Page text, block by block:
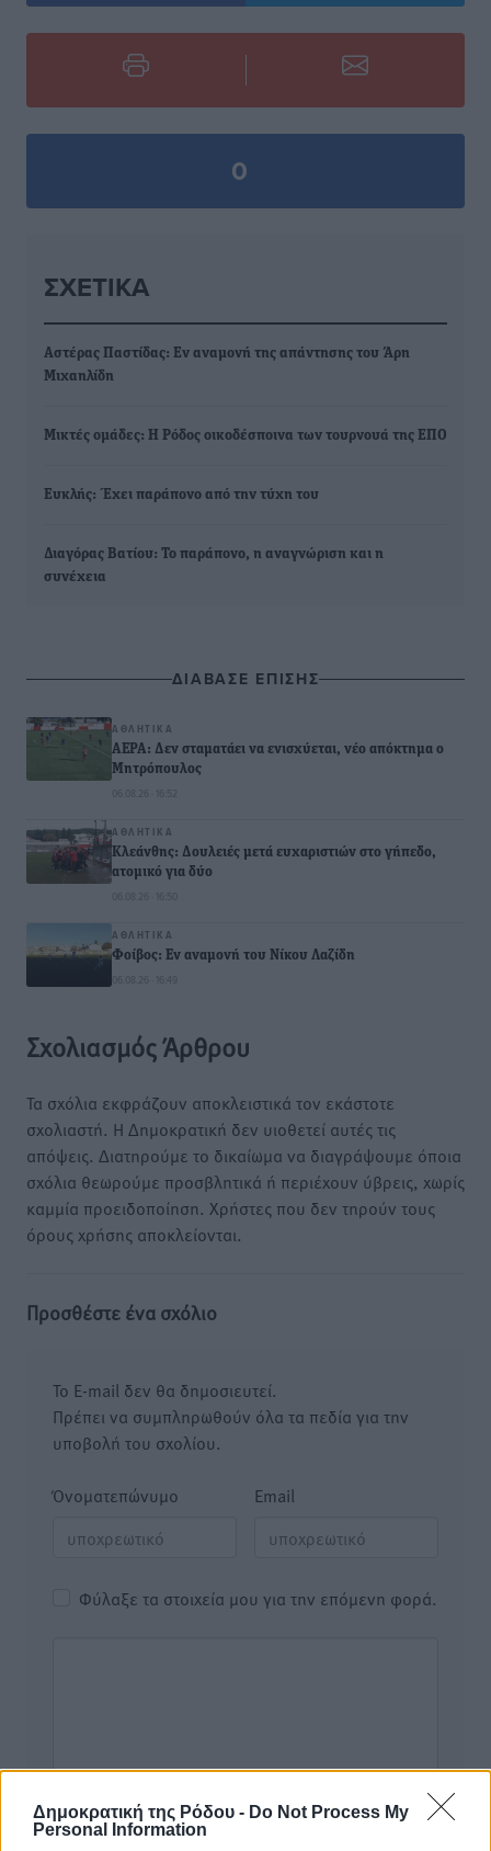
Δημοκρατική της Ρόδου - Do Not Process My
Personal Information
0
ΣΧΕΤΙΚΆ
Αστέρας Παστίδας: Εν αναμονή της απάντησης του Άρη
Μιχαηλίδη
Μικτές ομάδες: Η Ρόδος οικοδέσποινα των τουρνουά της ΕΠΟ
Ευκλής: Έχει παράπονο από την τύχη του
Διαγόρας Βατίου: Το παράπονο, η αναγνώριση και η
συνέχεια
ΔΙΑΒΑΣΕ ΕΠΙΣΗΣ
ΑΘΛΗΤΙΚΆ
ΑΕΡΑ: Δεν σταματάει να ενισχύεται, νέο απόκτημα ο
Μητρόπουλος
06.08.26 · 16:52
ΑΘΛΗΤΙΚΆ
Κλεάνθης: Δουλειές μετά ευχαριστιών στο γήπεδο,
ατομικό για δύο
06.08.26 · 16:50
ΑΘΛΗΤΙΚΆ
Φοίβος: Εν αναμονή του Νίκου Λαζίδη
06.08.26 · 16:49
Σχολιασμός Άρθρου
Τα σχόλια εκφράζουν αποκλειστικά τον εκάστοτε
σχολιαστή. Η Δημοκρατική δεν υιοθετεί αυτές τις
απόψεις. Διατηρούμε το δικαίωμα να διαγράψουμε όποια
σχόλια θεωρούμε προσβλητικά ή περιέχουν ύβρεις, χωρίς
καμμία προειδοποίηση. Χρήστες που δεν τηρούν τους
όρους χρήσης αποκλείονται.
Προσθέστε ένα σχόλιο
Το E-mail δεν θα δημοσιευτεί.
Πρέπει να συμπληρωθούν όλα τα πεδία για την
υποβολή του σχολίου.
Όνοματεπώνυμο Email
Φύλαξε τα στοιχεία μου για την επόμενη φορά.